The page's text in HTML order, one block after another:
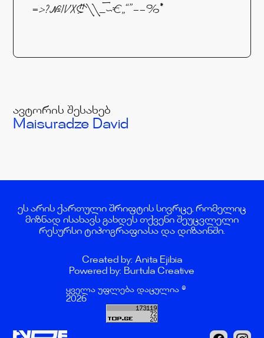
=>?NIVXL\\_`~€„“”–—%*
ავტორის შესახებ
Maisuradze David
ეს არის ქართული შრიფტის სივრცე, რომელიც
მიზნად ისახავს გახდეს თქვენი შეუცვლელი
რესურსი ტიპოგრაფიასა და დიზაინში.
Created by: Anita Ejibia
Powered by: Burtula Creative
ყველა უფლება დაცულია ©
2026